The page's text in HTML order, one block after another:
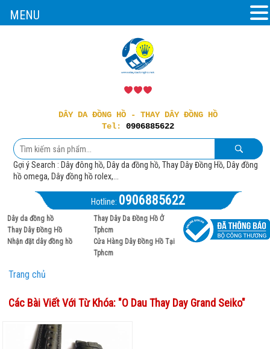
DÂY DA ĐỒNG HỒ - THAY DÂY ĐỒNG HỒ
Tel: 0906885622
Gợi ý Search : Dây đông hồ, Dây da đồng hồ, Thay Dây Đồng Hồ, Dây đồng
hồ omega, Dây đồng hồ rolex,...
Hotline: 0906885622
Dây da đồng hồ
Thay Dây Đồng Hồ
Nhận đặt dây đồng hồ
Thay Dây Da Đồng Hồ Ở
Tphcm
Cửa Hàng Dây Đồng Hồ Tại
Tphcm
Trang chủ
Các Bài Viết Với Từ Khóa: "O Dau Thay Day Grand Seiko"
MENU